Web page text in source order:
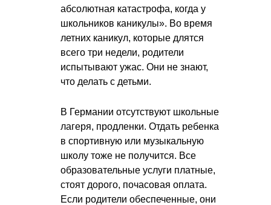
абсолютная катастрофа, когда у
школьников каникулы». Во время
летних каникул, которые длятся
всего три недели, родители
испытывают ужас. Они не знают,
что делать с детьми.
В Германии отсутствуют школьные
лагеря, продленки. Отдать ребенка
в спортивную или музыкальную
школу тоже не получится. Все
образовательные услуги платные,
стоят дорого, почасовая оплата.
Если родители обеспеченные, они